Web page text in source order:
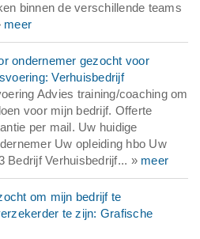
binnen de verschillende teams
meer
ondernemer gezocht voor
Verhuisbedrijf
Advies training/coaching om
voor mijn bedrijf. Offerte
per mail. Uw huidige
Uw opleiding hbo Uw
Bedrijf Verhuisbedrijf... » meer
om mijn bedrijf te
te zijn: Grafische